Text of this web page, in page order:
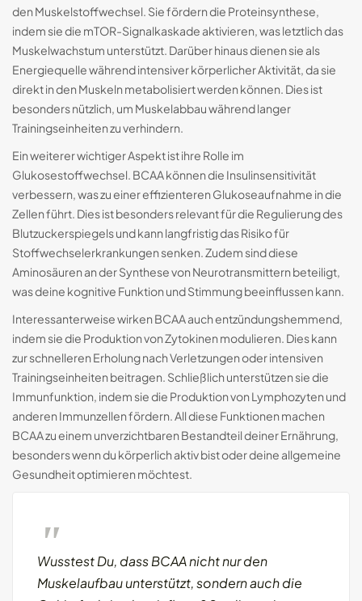
den Muskelstoffwechsel. Sie fördern die Proteinsynthese,
indem sie die mTOR-Signalkaskade aktivieren, was letztlich das
Muskelwachstum unterstützt. Darüber hinaus dienen sie als
Energiequelle während intensiver körperlicher Aktivität, da sie
direkt in den Muskeln metabolisiert werden können. Dies ist
besonders nützlich, um Muskelabbau während langer
Trainingseinheiten zu verhindern.
Ein weiterer wichtiger Aspekt ist ihre Rolle im
Glukosestoffwechsel. BCAA können die Insulinsensitivität
verbessern, was zu einer effizienteren Glukoseaufnahme in die
Zellen führt. Dies ist besonders relevant für die Regulierung des
Blutzuckerspiegels und kann langfristig das Risiko für
Stoffwechselerkrankungen senken. Zudem sind diese
Aminosäuren an der Synthese von Neurotransmittern beteiligt,
was deine kognitive Funktion und Stimmung beeinflussen kann.
Interessanterweise wirken BCAA auch entzündungshemmend,
indem sie die Produktion von Zytokinen modulieren. Dies kann
zur schnelleren Erholung nach Verletzungen oder intensiven
Trainingseinheiten beitragen. Schließlich unterstützen sie die
Immunfunktion, indem sie die Produktion von Lymphozyten und
anderen Immunzellen fördern. All diese Funktionen machen
BCAA zu einem unverzichtbaren Bestandteil deiner Ernährung,
besonders wenn du körperlich aktiv bist oder deine allgemeine
Gesundheit optimieren möchtest.
Wusstest Du, dass BCAA nicht nur den
Muskelaufbau unterstützt, sondern auch die